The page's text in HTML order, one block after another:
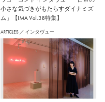
小さな気づきがもたらすダイナミズ
ム」【IMA Vol.38特集】
ARTICLES ／ インタヴュー